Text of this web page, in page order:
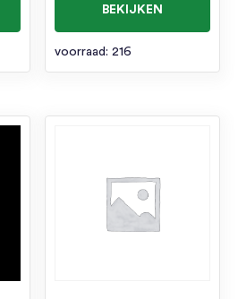
BEKIJKEN
voorraad: 216